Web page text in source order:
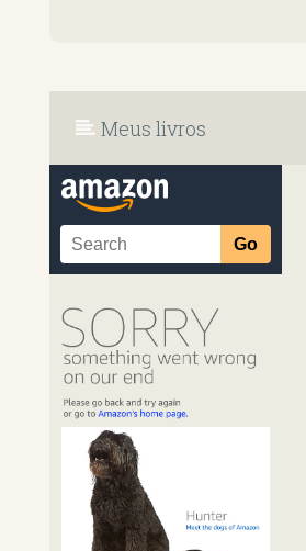
Meus livros